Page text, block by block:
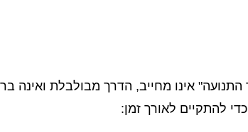
אינו מחייב, הדרך מבולבלת ואינה
להתקיים לאורך זמן: